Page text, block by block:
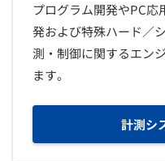
プログラム開発やPC
発および特殊ハード／
測・制御に関するエン
ます。
計測シ